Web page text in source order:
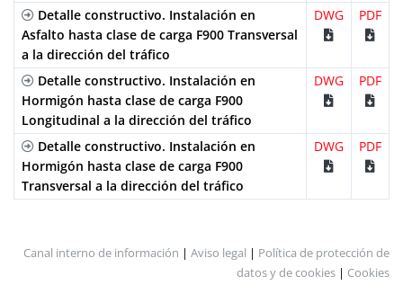
Detalle constructivo. Instalación en
Asfalto hasta clase de carga F900 Transversal
a la dirección del tráfico
DWG PDF
Detalle constructivo. Instalación en
Hormigón hasta clase de carga F900
Longitudinal a la dirección del tráfico
DWG PDF
Detalle constructivo. Instalación en
Hormigón hasta clase de carga F900
Transversal a la dirección del tráfico
DWG PDF
Canal interno de información | Aviso legal | Política de protección de
datos y de cookies | Cookies